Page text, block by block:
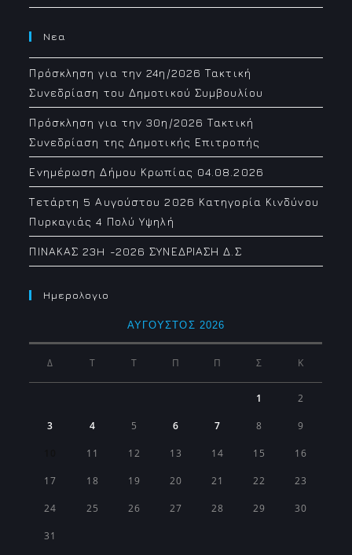
Νεα
Πρόσκληση για την 24η/2026 Τακτική
Συνεδρίαση του Δημοτικού Συμβουλίου
Πρόσκληση για την 30η/2026 Τακτική
Συνεδρίαση της Δημοτικής Επιτροπής
Ενημέρωση Δήμου Κρωπίας 04.08.2026
Τετάρτη 5 Αυγούστου 2026 Κατηγορία Κινδύνου
Πυρκαγιάς 4 Πολύ Υψηλή
ΠΙΝΑΚΑΣ 23H -2026 ΣΥΝΕΔΡΙΑΣΗ Δ.Σ
Ημερολογιο
ΑΎΓΟΥΣΤΟΣ 2026
Δ Τ Τ Π Π Σ Κ
1 2
3 4 5 6 7 8 9
11 12 13 14 15 16
17 18 19 20 21 22 23
24 25 26 27 28 29 30
31